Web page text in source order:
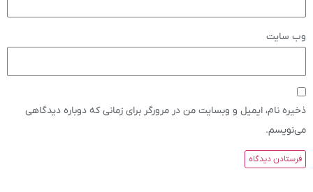
وب‌ سایت
ذخیره نام، ایمیل و وبسایت من در مرورگر برای زمانی که دوباره دیدگاهی
می‌نویسم.